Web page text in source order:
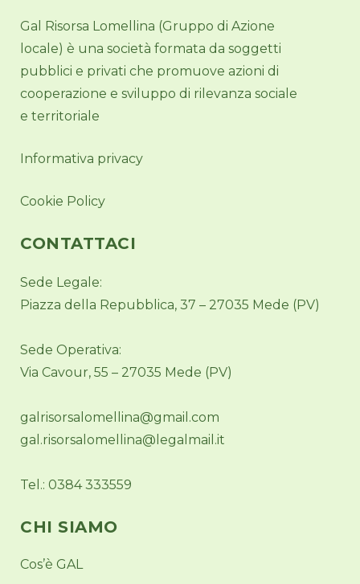
Gal Risorsa Lomellina (Gruppo di Azione
locale) è una società formata da soggetti
pubblici e privati che promuove azioni di
cooperazione e sviluppo di rilevanza sociale
e territoriale
Informativa privacy
Cookie Policy
CONTATTACI
Sede Legale:
Piazza della Repubblica, 37 – 27035 Mede (PV)
Sede Operativa:
Via Cavour, 55 – 27035 Mede (PV)
galrisorsalomellina@gmail.com
gal.risorsalomellina@legalmail.it
Tel.: 0384 333559
CHI SIAMO
Cos’è GAL